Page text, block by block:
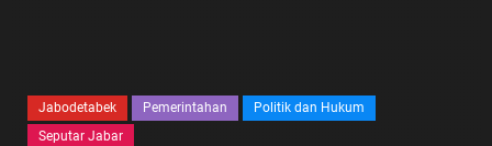
Jabodetabek Pemerintahan
Politik dan Hukum
Seputar Jabar